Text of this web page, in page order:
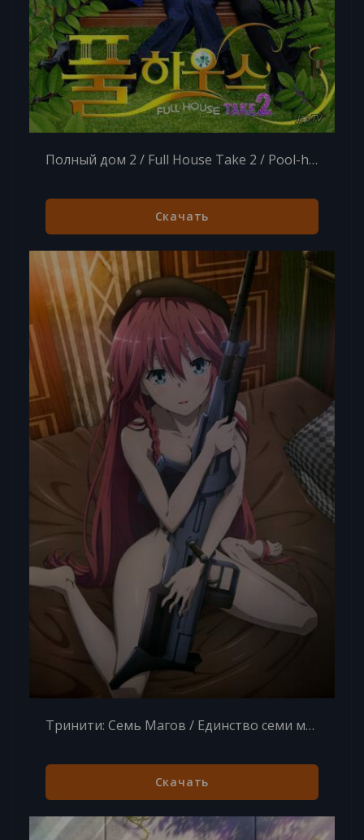
Полный дом 2 / Full House Take 2 / Pool-ha-woo-seu 2 (2012)
Скачать
Тринити: Семь Магов / Единство семи магов 1 сезон 12 серий из 12
Скачать